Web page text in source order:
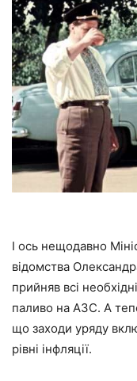
І ось нещодавно
відомства
прийняв всі
паливо на АЗС. А
що заходи уряду
рівні інфляції.